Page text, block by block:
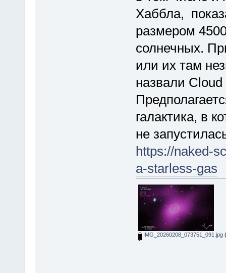
Хаббла,
размером
солнечных.
или их там
назвали Cloud
галактика, в
не
https://naked-
a-starless-gas
IMG_20260208_073751_091.jpg